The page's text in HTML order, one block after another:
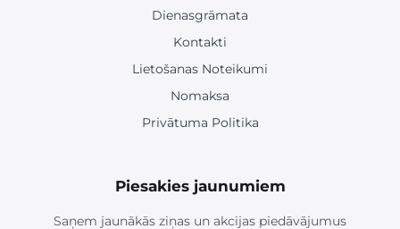
Dienasgrāmata
Kontakti
Lietošanas Noteikumi
Nomaksa
Privātuma Politika
Piesakies jaunumiem
Saņem jaunākās ziņas un akcijas piedāvājumus